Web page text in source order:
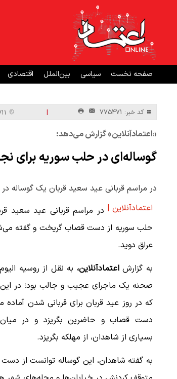
صفحه نخست سیاسی بین‌الملل اقتصادی
کد خبر: 775471 |
«اعتمادآنلاین» گزارش می‌دهد:
گوساله‌ای در حلب سوریه برای
در مراسم قربانی عید سعید قربان یک
اعتمادآنلاین | در مراسم قربانی عید سعید
حلب سوریه از دست قصاب گریخت و گفته
عراق دوید.
به گزارشاعتمادآنلاین، به نقل از روسیه
صحنه یک ماجرای عجیب و جالب بود؛ در
که در روز عید قربان برای قربانی شدن
دست قصاب و حاضرین بگریزد و در
بسیاری از شاهدان، از مهلکه بگریزد.
به گفته شاهدان، این گوساله توانست از